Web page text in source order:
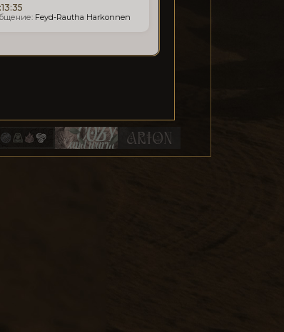
Feyd-Rautha Harkonnen